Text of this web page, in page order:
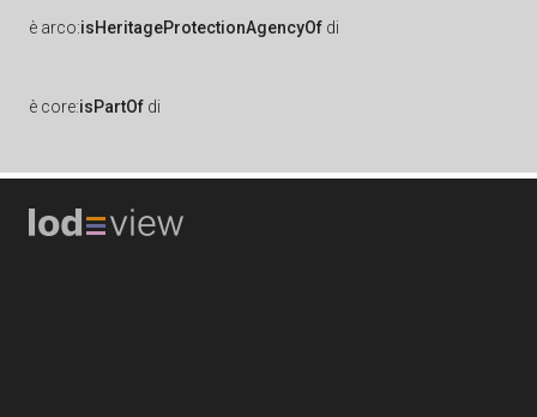
è arco:isHeritageProtectionAgencyOf di
è core:isPartOf di